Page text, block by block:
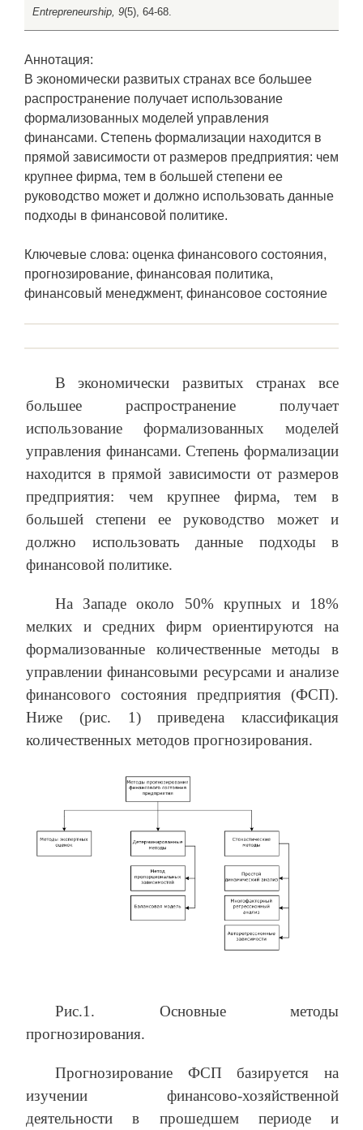
Entrepreneurship, 9(5), 64-68.
Аннотация:
В экономически развитых странах все большее
распространение получает использование
формализованных моделей управления
финансами. Степень формализации находится в
прямой зависимости от размеров предприятия: чем
крупнее фирма, тем в большей степени ее
руководство может и должно использовать данные
подходы в финансовой политике.
Ключевые слова: оценка финансового состояния,
прогнозирование, финансовая политика,
финансовый менеджмент, финансовое состояние
В экономически развитых странах все
большее распространение получает
использование формализованных моделей
управления финансами. Степень формализации
находится в прямой зависимости от размеров
предприятия: чем крупнее фирма, тем в
большей степени ее руководство может и
должно использовать данные подходы в
финансовой политике.
На Западе около 50% крупных и 18%
мелких и средних фирм ориентируются на
формализованные количественные методы в
управлении финансовыми ресурсами и анализе
финансового состояния предприятия (ФСП).
Ниже (рис. 1) приведена классификация
количественных методов прогнозирования.
Рис.1. Основные методы
прогнозирования.
Прогнозирование ФСП базируется на
изучении финансово-хозяйственной
деятельности в прошедшем периоде и